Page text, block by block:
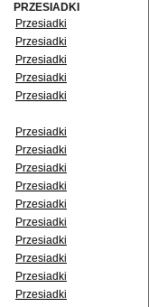
PRZESIADKI
Przesiadki
Przesiadki
Przesiadki
Przesiadki
Przesiadki
Przesiadki
Przesiadki
Przesiadki
Przesiadki
Przesiadki
Przesiadki
Przesiadki
Przesiadki
Przesiadki
Przesiadki